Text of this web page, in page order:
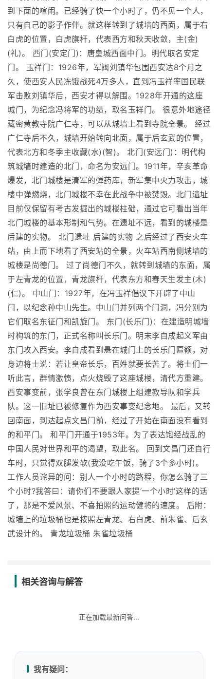
到下面的喧闹。已经骑了快一个小时了，仍不见一个人，
只有自己的影子作伴。就这样转到了城墙的西面，属于右
白虎的位置，白虎旗杆，代表西方和秋天收敛，主(金)
(礼)。 西门(安定门)：唐皇城西面中门。明代取名安定
门。 玉祥门：1926年，军阀刘镇华包围西安达8个月之
久，使西安人民冻饿战死4万多人，直到冯玉祥率国民联
军击败刘镇华后，西安才得以解围。1928年开通的这座
城门，为纪念冯将军的功绩，取名玉祥门。 很意外地途径
藏密黄教寺院广仁寺，可以从城墙上看到寺院全景。 经过
广仁寺后不久，城墙开始转向北面，属于后玄武的位置，
代表北方和冬季主收藏(水)(智)。 北门(安远门)：明代构
筑城墙时建造的北门，命名为安远门。1911年，辛亥革命
爆发，北门城楼是清军的弹药库，新军集中火力攻击，城
楼中弹燃烧，北门城楼不幸在此战争中被焚毁。北门遗址
目前仅保留有考古发掘出的城楼柱础，通过它可看出当年
北门城楼的基本形制和气势。在遗址不远，看到的城楼是
后建的实物。 北门遗址 后建的实物 之后经过了西安火车
站，由上而下地看了西安站的全景，火车站西南侧城墙的
城楼是尚德门。 过了尚德门不久，就转到城墙的东面，属
于左青龙的位置，青龙旗杆，代表东方和春天生发主(木)
(仁)。 中山门：1927年，在冯玉祥倡议下开辟了中山
门，以纪念孙中山先生。中山门并列两个门洞，冯分别为
它们取名东征门和凯旋门。 东门(长乐门)：在建造明城墙
时构筑的东门，正式名称叫长乐门。明末李自成起义军由
东门攻入西安。李自成看到悬在城门上的长乐门匾额，对
身边将士说：若让皇帝长乐，百姓就要长苦了。将士们一
听此言，群情激愤，点火烧毁了这座城楼，清代方重建。
西安事变前，张学良曾在东门城楼上组建教导队和学兵
队。这一旧址已被修复作为西安事变纪念地。 最后，又转
回南面，到达起点文昌门前，经过了开始在南面没有看到
的和平门。 和平门开通于1953年。为了表达饱经战乱的
中国人民对世界和平的渴望，取此名。 回到文昌门还自行
车时，只觉得双腿发软(我没吃午饭，骑了3个多小时)。
工作人员诧异的问：别人一个小时的路程，你怎么骑了三
个小时?我答曰：请你们不要跟人家提‘一个小时’这样的话
了，那是不爱风景、不喜拍照的运动健将的速度。 后附：
城墙上的垃圾桶也是按照左青龙、右白虎、前朱雀、后玄
武设计的。 青龙垃圾桶 朱雀垃圾桶
相关咨询与解答
正在加载最新问答...
我有疑问：